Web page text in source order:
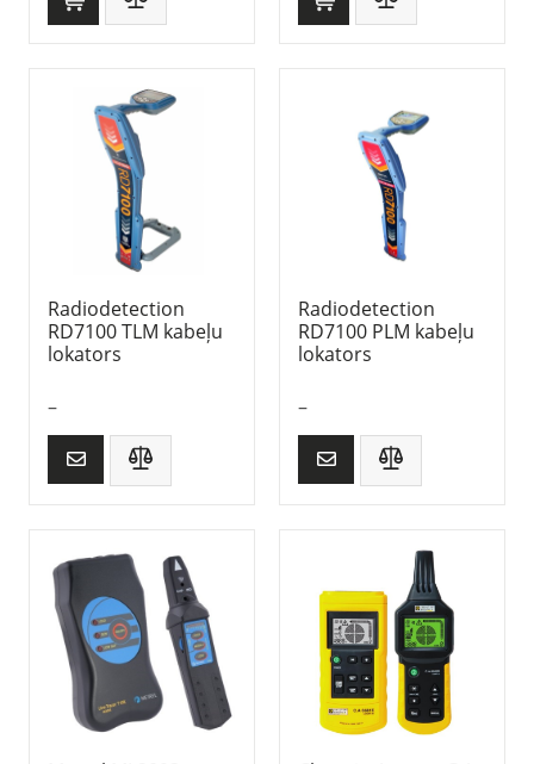
Radiodetection
RD7100 TLM kabeļu
lokators
–
Radiodetection
RD7100 PLM kabeļu
lokators
–